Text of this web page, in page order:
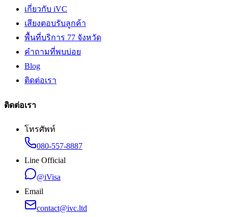
เกี่ยวกับ iVC
เสียงตอบรับลูกค้า
พื้นที่บริการ 77 จังหวัด
คำถามที่พบบ่อย
Blog
ติดต่อเรา
ติดต่อเรา
โทรศัพท์
080-557-8887
Line Official
@iVisa
Email
contact@ivc.ltd